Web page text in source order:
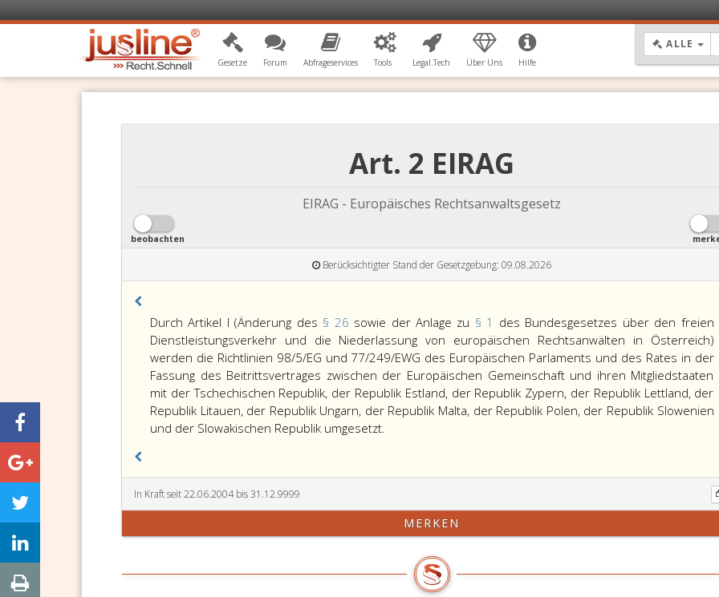
Gesetze Forum Abfrageservices Tools Legal.Tech Über Uns Hilfe
ALLE
Art. 2 EIRAG
EIRAG - Europäisches Rechtsanwaltsgesetz
beobachten
Berücksichtigter Stand der Gesetzgebung: 09.08.2026
Durch Artikel I (Änderung des § 26 sowie der Anlage zu § 1 des Bundesgesetzes über den freien
Dienstleistungsverkehr und die Niederlassung von europäischen Rechtsanwälten in Österreich)
werden die Richtlinien 98/5/EG und 77/249/EWG des Europäischen Parlaments und des Rates in der
Fassung des Beitrittsvertrages zwischen der Europäischen Gemeinschaft und ihren Mitgliedstaaten
mit der Tschechischen Republik, der Republik Estland, der Republik Zypern, der Republik Lettland, der
Republik Litauen, der Republik Ungarn, der Republik Malta, der Republik Polen, der Republik Slowenien
und der Slowakischen Republik umgesetzt.
In Kraft seit 22.06.2004 bis 31.12.9999
MERKEN